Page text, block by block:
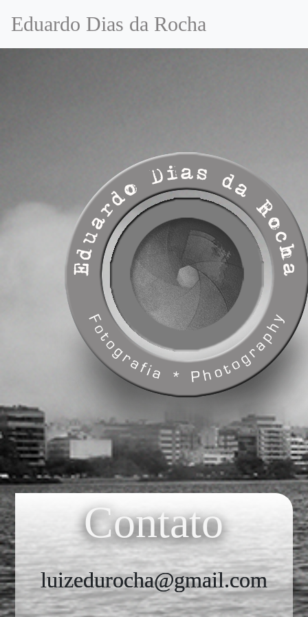
Eduardo Dias da Rocha
Contato
luizedurocha@gmail.com